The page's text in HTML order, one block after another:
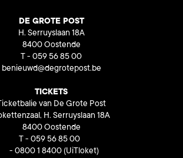
DE GROTE POST
H. Serruyslaan 18A
8400 Oostende
T - 059 56 85 00
benieuwd@degrotepost.be
TICKETS
van De Grote Post
H. Serruyslaan 18A
8400 Oostende
T - 059 56 85 00
- 0800 1 8400 (UiTloket)